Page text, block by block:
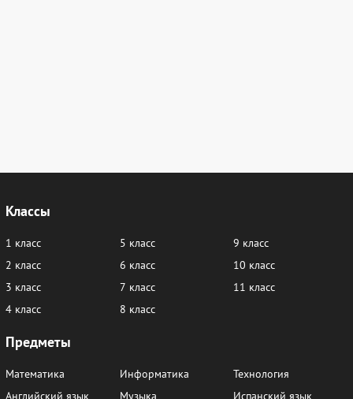
Классы
1 класс
2 класс
3 класс
4 класс
5 класс
6 класс
7 класс
8 класс
9 класс
10 класс
11 класс
Предметы
Математика
Английский язык
Информатика
Музыка
Технология
Испанский язык